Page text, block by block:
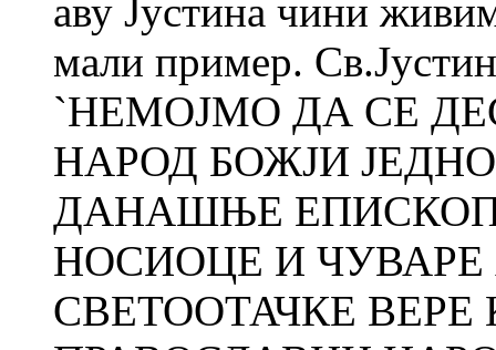
аву Јустина чини
мали пример.
`НЕМОЈМО ДА СЕ
НАРОД БОЖЈИ
ДАНАШЊЕ
НОСИОЦЕ И
СВЕТООТАЧКЕ